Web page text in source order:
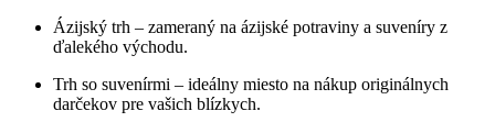
Ázijský trh – zameraný na ázijské potraviny a suveníry z
ďalekého východu.
Trh so suvenírmi – ideálny miesto na nákup originálnych
darčekov pre vašich blízkych.